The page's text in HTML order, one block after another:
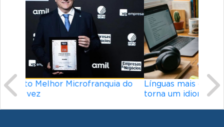
Línguas mais difíceis do mundo: o que
torna um idioma desafiador?